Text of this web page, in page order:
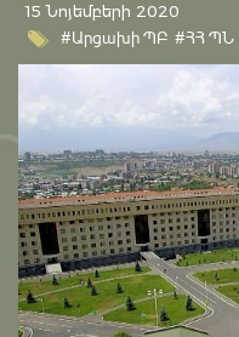
15 Նոյեմբերի 2020
#Արցախի ՊԲ #ՀՀ ՊՆ